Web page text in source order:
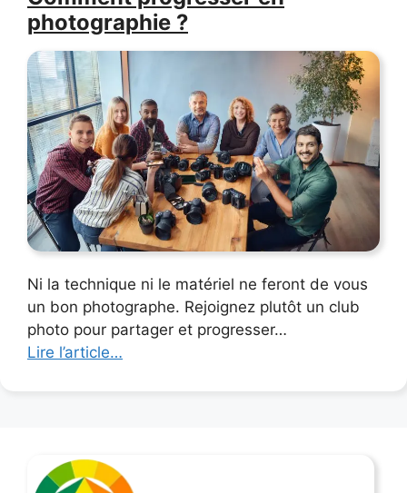
photographie ?
Ni la technique ni le matériel ne feront de vous
un bon photographe. Rejoignez plutôt un club
photo pour partager et progresser…
Lire l’article…